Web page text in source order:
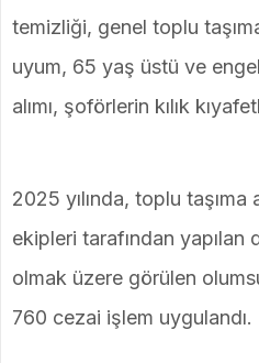
temizliği, genel toplu
uyum, 65 yaş üstü ve
alımı, şoförlerin kılık
2025 yılında, toplu taşıma
ekipleri tarafından
olmak üzere görülen
760 cezai işlem uygulandı.